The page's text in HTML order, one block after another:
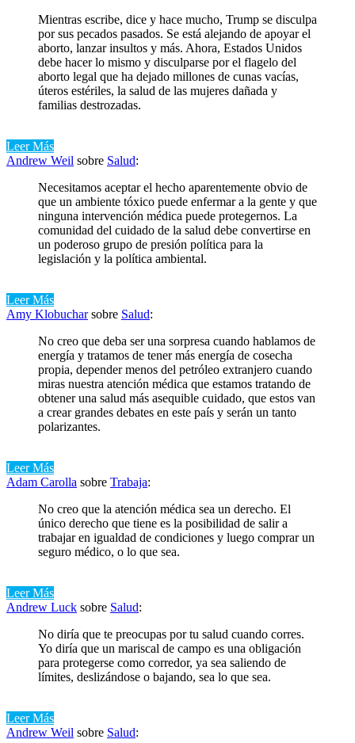
Mientras escribe, dice y hace mucho, Trump se disculpa
por sus pecados pasados. Se está alejando de apoyar el
aborto, lanzar insultos y más. Ahora, Estados Unidos
debe hacer lo mismo y disculparse por el flagelo del
aborto legal que ha dejado millones de cunas vacías,
úteros estériles, la salud de las mujeres dañada y
familias destrozadas.
Leer Más
Andrew Weil sobre Salud:
Necesitamos aceptar el hecho aparentemente obvio de
que un ambiente tóxico puede enfermar a la gente y que
ninguna intervención médica puede protegernos. La
comunidad del cuidado de la salud debe convertirse en
un poderoso grupo de presión política para la
legislación y la política ambiental.
Leer Más
Amy Klobucharsobre Salud:
No creo que deba ser una sorpresa cuando hablamos de
energía y tratamos de tener más energía de cosecha
propia, depender menos del petróleo extranjero cuando
miras nuestra atención médica que estamos tratando de
obtener una salud más asequible cuidado, que estos van
a crear grandes debates en este país y serán un tanto
polarizantes.
Leer Más
Adam Carolla sobre Trabaja:
No creo que la atención médica sea un derecho. El
único derecho que tiene es la posibilidad de salir a
trabajar en igualdad de condiciones y luego comprar un
seguro médico, o lo que sea.
Leer Más
Andrew Luck sobre Salud:
No diría que te preocupas por tu salud cuando corres.
Yo diría que un mariscal de campo es una obligación
para protegerse como corredor, ya sea saliendo de
límites, deslizándose o bajando, sea lo que sea.
Leer Más
Andrew Weil sobre Salud: